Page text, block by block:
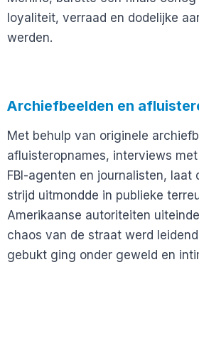
loyaliteit, verraad en dodelijke
werden.
Archiefbeelden en
Met behulp van originele
afluisteropnames, interviews
FBI-agenten en journalisten, laat
strijd uitmondde in publieke
Amerikaanse autoriteiten
chaos van de straat werd
gebukt ging onder geweld en